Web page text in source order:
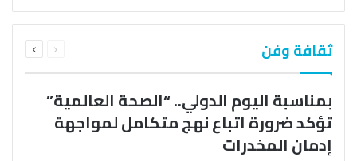
ثقافة وفن الصفحةالصفحة
بمناسبة اليوم الدولي.. “الصحة العالمية”
تؤكد ضرورة اتباع نهج متكامل لمواجهة
إدمان المخدرات